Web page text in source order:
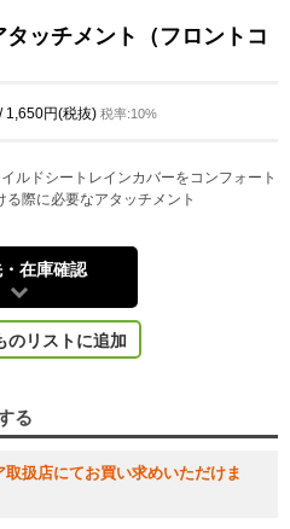
ッチメント（フロントコ
/ 1,650円(税抜) 税率:10%
ルドシートレインカバーをコンフォート
際に必要なアタッチメント
在庫確認
のリストに追加
る
扱店にてお買い求めいただけま